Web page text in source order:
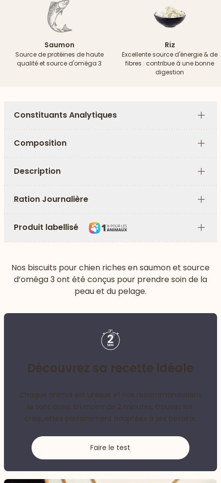
Saumon
Source de protéines de haute
qualité et source d'oméga 3
Riz
Excellente source d'énergie & de
fibres : contribue à une bonne
digestion
Constituants Analytiques
Plus
Composition
Plus
Description
Plus
Ration Journalière
Plus
Produit labellisé
Nos biscuits pour chien riches en saumon et source
d’oméga 3 ont été conçus pour prendre soin de la
peau et du pelage.
Découvrez sa recette idéale
Chaque animal est unique et nos recommandations
le sont aussi. En moins de 2 minutes, trouvez les
croquettes parfaitement adaptées à ses besoins.
Faire le test